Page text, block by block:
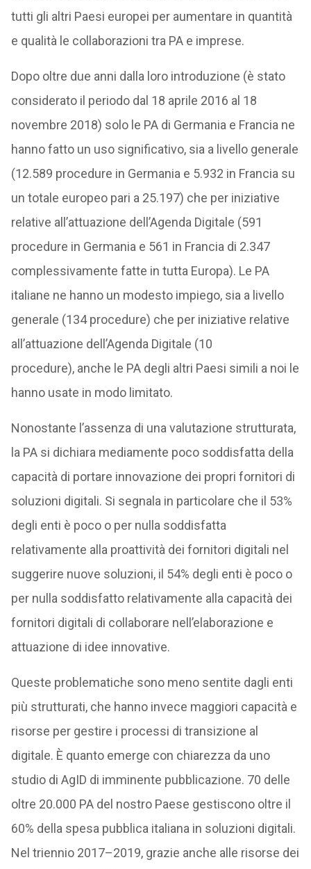
tutti gli altri Paesi europei per aumentare in quantità
e qualità le collaborazioni tra PA e imprese.
Dopo oltre due anni dalla loro introduzione (è stato
considerato il periodo dal 18 aprile 2016 al 18
novembre 2018) solo le PA di Germania e Francia ne
hanno fatto un uso significativo, sia a livello generale
(12.589 procedure in Germania e 5.932 in Francia su
un totale europeo pari a 25.197) che per iniziative
relative all’attuazione dell’Agenda Digitale (591
procedure in Germania e 561 in Francia di 2.347
complessivamente fatte in tutta Europa). Le PA
italiane ne hanno un modesto impiego, sia a livello
generale (134 procedure) che per iniziative relative
all’attuazione dell’Agenda Digitale (10
procedure), anche le PA degli altri Paesi simili a noi le
hanno usate in modo limitato.
Nonostante l’assenza di una valutazione strutturata,
la PA si dichiara mediamente poco soddisfatta della
capacità di portare innovazione dei propri fornitori di
soluzioni digitali. Si segnala in particolare che il 53%
degli enti è poco o per nulla soddisfatta
relativamente alla proattività dei fornitori digitali nel
suggerire nuove soluzioni, il 54% degli enti è poco o
per nulla soddisfatto relativamente alla capacità dei
fornitori digitali di collaborare nell’elaborazione e
attuazione di idee innovative.
Queste problematiche sono meno sentite dagli enti
più strutturati, che hanno invece maggiori capacità e
risorse per gestire i processi di transizione al
digitale. È quanto emerge con chiarezza da uno
studio di AgID di imminente pubblicazione. 70 delle
oltre 20.000 PA del nostro Paese gestiscono oltre il
60% della spesa pubblica italiana in soluzioni digitali.
Nel triennio 2017–2019, grazie anche alle risorse dei